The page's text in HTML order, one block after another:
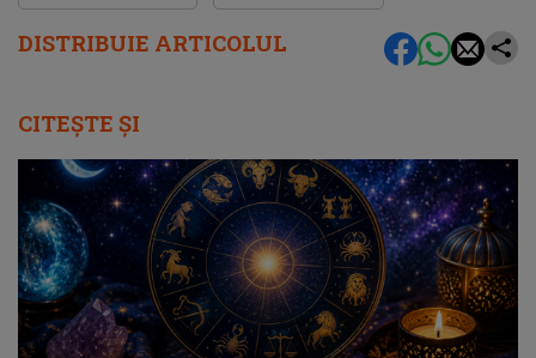
DISTRIBUIE ARTICOLUL
CITEȘTE ȘI